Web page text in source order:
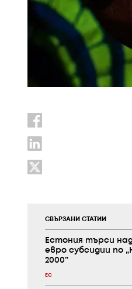
СВЪРЗАНИ СТАТИИ
Естония търси
евро субсидии по
2000”
ЕС